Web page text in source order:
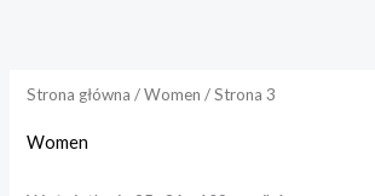
Strona główna /Women / Strona 3
Women